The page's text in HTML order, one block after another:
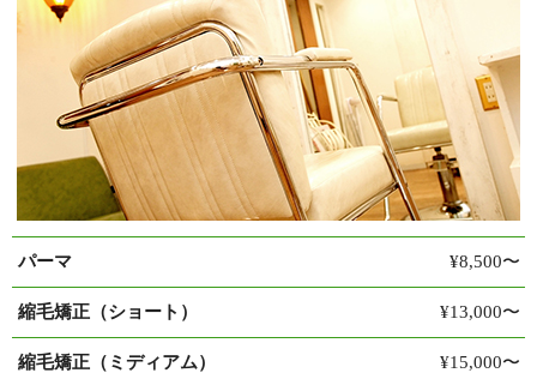
パーマ ¥8,500〜
縮毛矯正（ショート） ¥13,000〜
縮毛矯正（ミディアム） ¥15,000〜